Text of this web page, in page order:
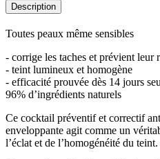
Description
Toutes peaux même sensibles
- corrige les taches et prévient leur
- teint lumineux et homogène
- efficacité prouvée dès 14 jours
96% d’ingrédients naturels
Ce cocktail préventif et correctif
enveloppante agit comme un
l’éclat et de l’homogénéité du teint.